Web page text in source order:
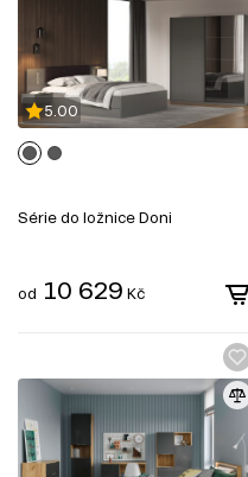
5.00
Série do ložnice Doni
od 10 629 Kč